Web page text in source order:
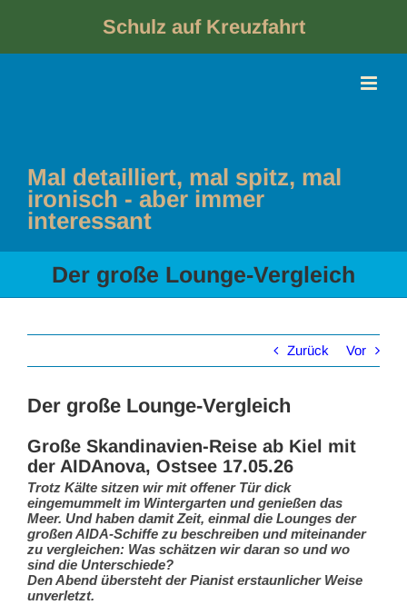
Schulz auf Kreuzfahrt
Mal detailliert, mal spitz, mal
ironisch - aber immer
interessant
Der große Lounge-Vergleich
Zurück Vor
Der große Lounge-Vergleich
Große Skandinavien-Reise ab Kiel mit
der AIDAnova, Ostsee 17.05.26
Trotz Kälte sitzen wir mit offener Tür dick
eingemummelt im Wintergarten und genießen das
Meer. Und haben damit Zeit, einmal die Lounges der
großen AIDA-Schiffe zu beschreiben und miteinander
zu vergleichen: Was schätzen wir daran so und wo
sind die Unterschiede?
Den Abend übersteht der Pianist erstaunlicher Weise
unverletzt.